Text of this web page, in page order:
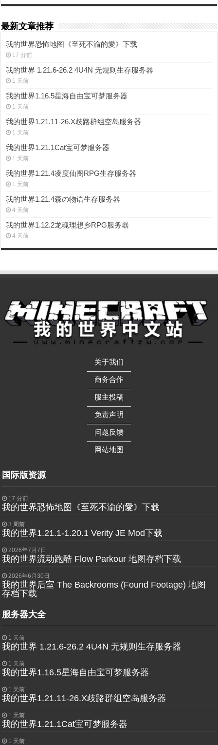
最新文章推荐
我的世界恐怖地图《至死不渝的愛》下载
17 分前
我的世界 1.21.6-26.2 4U4N 无规则生存服务器
1 天前
我的世界1.16.5星海自由宝可梦服务器
1 天前
我的世界1.21.11-26.X歧路群组空岛服务器
1 天前
我的世界1.21.1Cat宝可梦服务器
1 天前
我的世界1.21.4凌度仙阁RPG生存服务器
1 天前
我的世界1.21.4森の物语生存服务器
4 天前
我的世界1.12.2龙魂理想乡RPG服务器
4 天前
关于我们
——————
商务合作
——————
服主投稿
——————
免责声明
——————
问题反馈
——————
网站地图
国际版资源
17 分前
我的世界恐怖地图《至死不渝的愛》下载
3 周前
我的世界1.21.1-1.20.1 Verity JE Mod下载
2026年7月7日
我的世界流动跑酷 Flow Parkour 地图存档下载
2026年6月30日
我的世界后室 The Backrooms (Found Footage) 地图
存档下载
服务器大全
1 天前
我的世界 1.21.6-26.2 4U4N 无规则生存服务器
1 天前
我的世界1.16.5星海自由宝可梦服务器
1 天前
我的世界1.21.11-26.X歧路群组空岛服务器
1 天前
我的世界1.21.1Cat宝可梦服务器
1 天前